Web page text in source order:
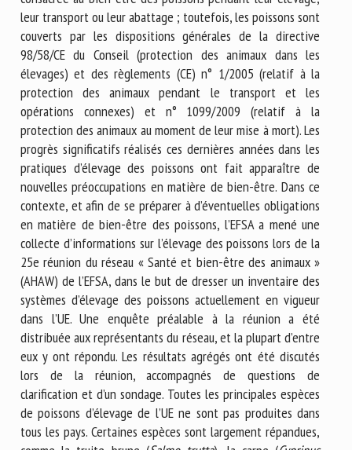
leur transport ou leur abattage ; toutefois, les poissons sont
couverts par les dispositions générales de la directive
98/58/CE du Conseil (protection des animaux dans les
élevages) et des règlements (CE) n° 1/2005 (relatif à la
protection des animaux pendant le transport et les
opérations connexes) et n° 1099/2009 (relatif à la
protection des animaux au moment de leur mise à mort). Les
progrès significatifs réalisés ces dernières années dans les
pratiques d’élevage des poissons ont fait apparaître de
nouvelles préoccupations en matière de bien-être. Dans ce
contexte, et afin de se préparer à d’éventuelles obligations
en matière de bien-être des poissons, l’EFSA a mené une
collecte d’informations sur l’élevage des poissons lors de la
25e réunion du réseau « Santé et bien-être des animaux »
(AHAW) de l’EFSA, dans le but de dresser un inventaire des
systèmes d’élevage des poissons actuellement en vigueur
dans l’UE. Une enquête préalable à la réunion a été
distribuée aux représentants du réseau, et la plupart d’entre
eux y ont répondu. Les résultats agrégés ont été discutés
lors de la réunion, accompagnés de questions de
clarification et d’un sondage. Toutes les principales espèces
de poissons d’élevage de l’UE ne sont pas produites dans
tous les pays. Certaines espèces sont largement répandues,
E-mail *
En soumettant ce formulaire, j'accepte que les
informations saisies soient utilisées dans le cadre de la
relation avec le CNR BEA. *
Les champs suivis de * sont obligatoires